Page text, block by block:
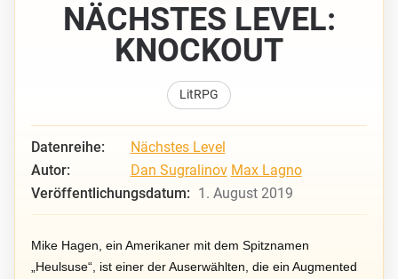
NÄCHSTES LEVEL:
KNOCKOUT
LitRPG
Datenreihe:
Nächstes Level
Autor:
Dan Sugralinov Max Lagno
Veröffentlichungsdatum: 1. August 2019
Mike Hagen, ein Amerikaner mit dem Spitznamen
„Heulsuse“, ist einer der Auserwählten, die ein Augmented